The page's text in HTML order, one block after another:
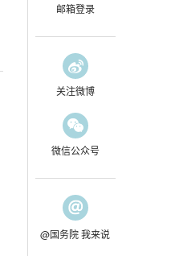
邮箱登录
关注微博
微信公众号
@国务院 我来说